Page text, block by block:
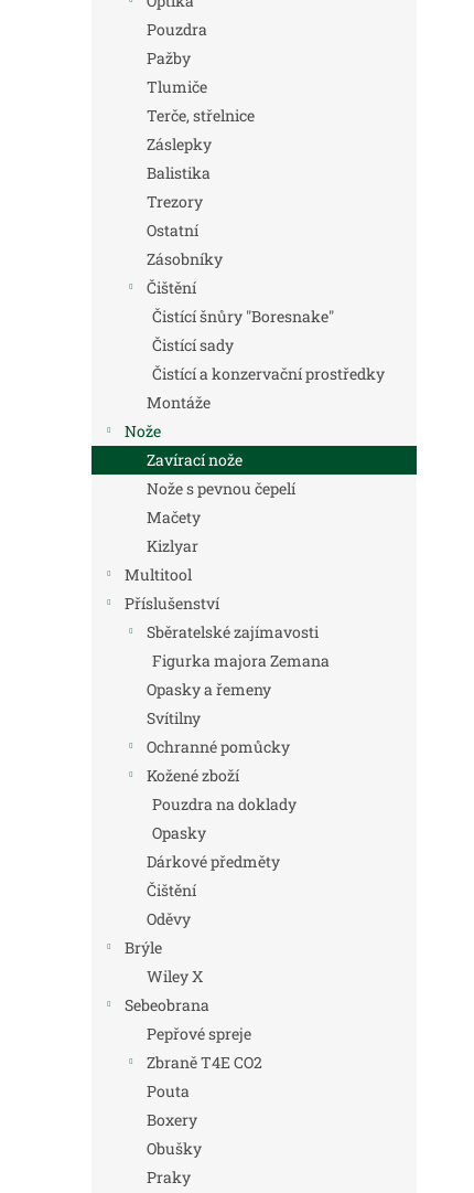
Pouzdra
Pažby
Tlumiče
Terče, střelnice
Záslepky
Balistika
Trezory
Ostatní
Zásobníky
Čištění
Čistící šnůry "Boresnake"
Čistící sady
Čistící a konzervační prostředky
Montáže
Nože
Zavírací nože
Nože s pevnou čepelí
Mačety
Kizlyar
Multitool
Příslušenství
Sběratelské zajímavosti
Figurka majora Zemana
Opasky a řemeny
Svítilny
Ochranné pomůcky
Kožené zboží
Pouzdra na doklady
Opasky
Dárkové předměty
Čištění
Oděvy
Brýle
Wiley X
Sebeobrana
Pepřové spreje
Zbraně T4E CO2
Pouta
Boxery
Obušky
Praky